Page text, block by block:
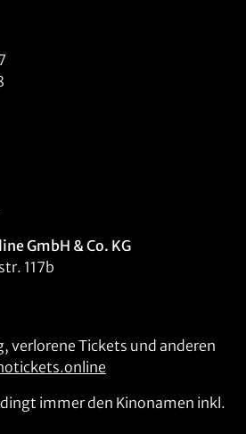
GmbH & Co. KG
117b
verlorene Tickets und anderen
immer den Kinonamen inkl.